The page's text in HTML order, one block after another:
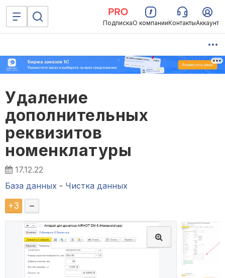
ПодпискаО компанииКонтактыАккаунт
Удаление
дополнительных
реквизитов
номенклатуры
17.12.22
База данных - Чистка данных
+3 –